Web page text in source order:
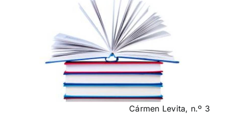
Cármen Levita, n.º 3